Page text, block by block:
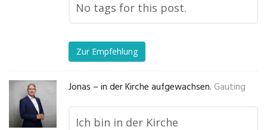
No tags for this post.
Zur Empfehlung
Jonas – in der Kirche aufgewachsen. Gauting
Ich bin in der Kirche